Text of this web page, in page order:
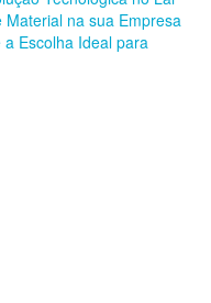
na sua Empresa
Escolha Ideal para